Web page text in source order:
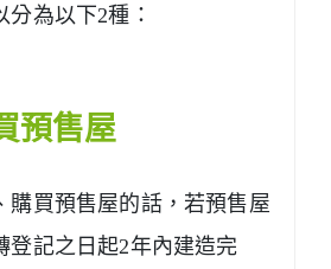
為以下2種：
預售屋
購買預售屋的話，若預售屋
登記之日起2年內建造完